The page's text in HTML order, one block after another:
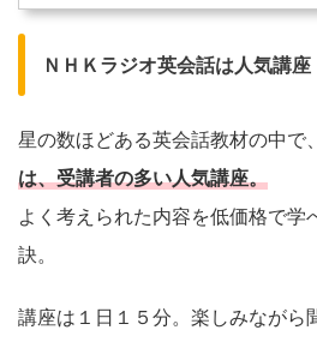
ＮＨＫラジオ英会話は人気講座
星の数ほどある英会話教材の中で、
は、受講者の多い人気講座。
よく考えられた内容を低価格で学
訣。
講座は１日１５分。楽しみながら